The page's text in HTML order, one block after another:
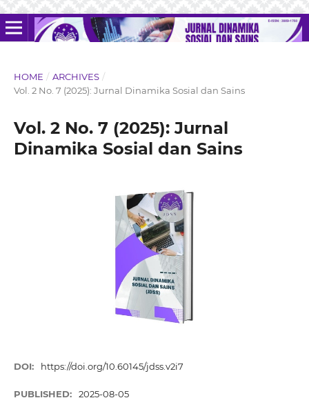
HOME / ARCHIVES /
Vol. 2 No. 7 (2025): Jurnal Dinamika Sosial dan Sains
Vol. 2 No. 7 (2025): Jurnal
Dinamika Sosial dan Sains
DOI: https://doi.org/10.60145/jdss.v2i7
PUBLISHED: 2025-08-05